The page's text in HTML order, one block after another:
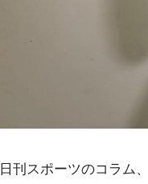
日刊スポーツのコラム